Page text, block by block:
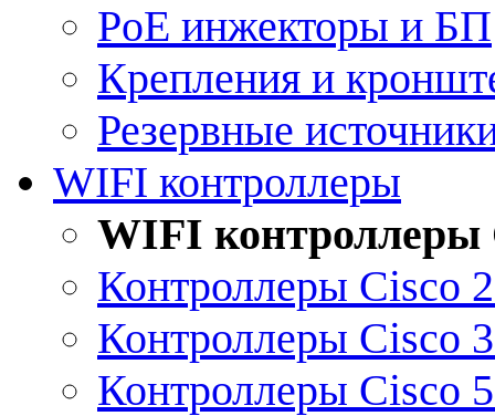
PoE инжекторы и БП
Крепления и
Резервные
WIFI контроллеры
WIFI контроллеры
Контроллеры Cisco
Контроллеры Cisco
Контроллеры Cisco